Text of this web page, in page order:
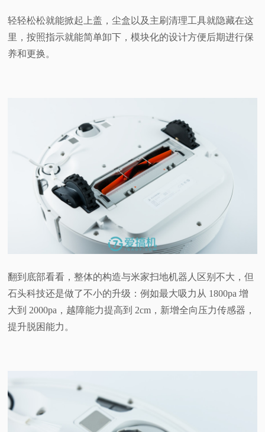
轻轻松松就能掀起上盖，尘盒以及主刷清理工具就隐藏在这
里，按照指示就能简单卸下，模块化的设计方便后期进行保
养和更换。
翻到底部看看，整体的构造与米家扫地机器人区别不大，但
石头科技还是做了不小的升级：例如最大吸力从 1800pa 增
大到 2000pa，越障能力提高到 2cm，新增全向压力传感器，
提升脱困能力。